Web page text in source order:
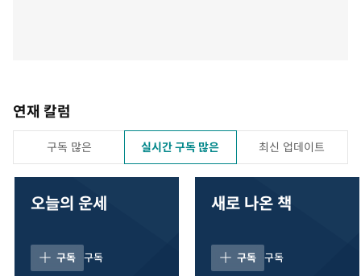
연재 칼럼
구독 많은 실시간 구독 많은 최신 업데이트
오늘의 운세
구독 구독
새로 나온 책
구독 구독